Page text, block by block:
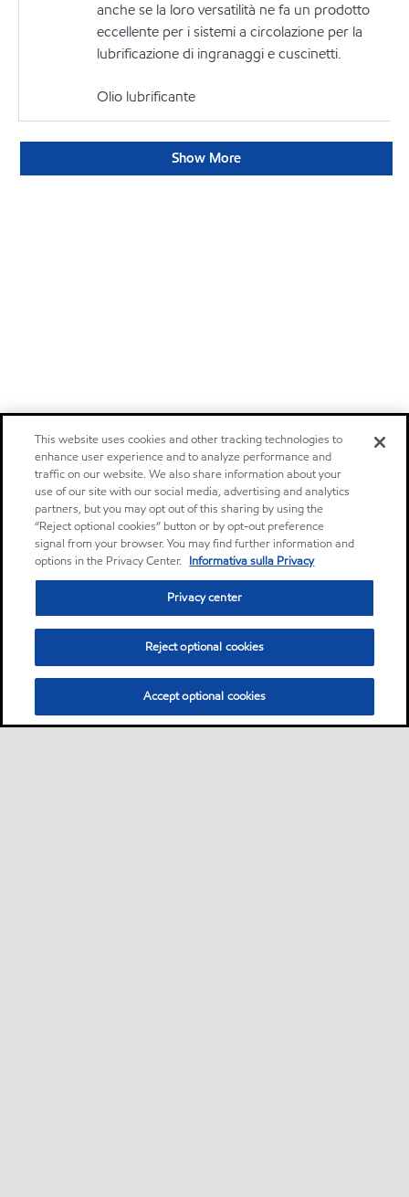
anche se la loro versatilità ne fa un prodotto
eccellente per i sistemi a circolazione per la
lubrificazione di ingranaggi e cuscinetti.
Olio lubrificante
Show More
This website uses cookies and other tracking technologies to
enhance user experience and to analyze performance and
traffic on our website. We also share information about your
use of our site with our social media, advertising and analytics
partners, but you may opt out of this sharing by using the
“Reject optional cookies” button or by opt-out preference
signal from your browser. You may find further information and
options in the Privacy Center. Informativa sulla Privacy
Privacy center
Reject optional cookies
Accept optional cookies